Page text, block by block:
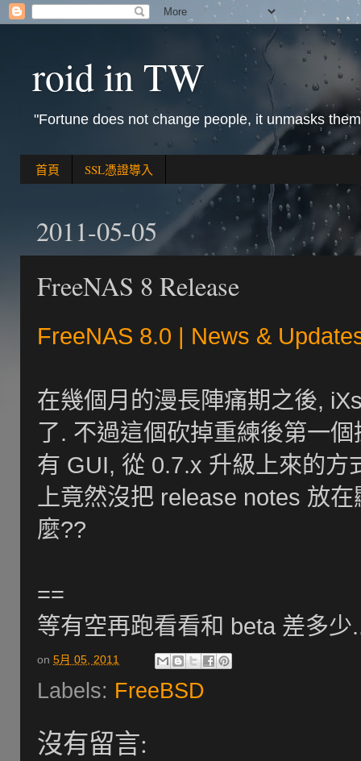
roid in TW
"Fortune does not change people, it unmasks
首頁 SSL憑證導入
2011-05-05
FreeNAS 8 Release
FreeNAS 8.0 | News &
在幾個月的漫長陣痛期之後,
了. 不過這個砍掉重練後第一
有 GUI, 從 0.7.x 升級上來的
上竟然沒把 release notes 放
麼??
==
等有空再跑看看和 beta 差多少
on 5月 05, 2011
Labels: FreeBSD
沒有留言: